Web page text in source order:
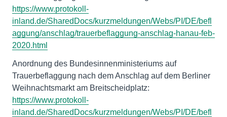
https://www.protokoll-
inland.de/SharedDocs/kurzmeldungen/Webs/PI/DE/befl
aggung/anschlag/trauerbeflaggung-anschlag-hanau-feb-
2020.html
Anordnung des Bundesinnenministeriums auf
Trauerbeflaggung nach dem Anschlag auf dem Berliner
Weihnachtsmarkt am Breitscheidplatz:
https://www.protokoll-
inland.de/SharedDocs/kurzmeldungen/Webs/PI/DE/befl